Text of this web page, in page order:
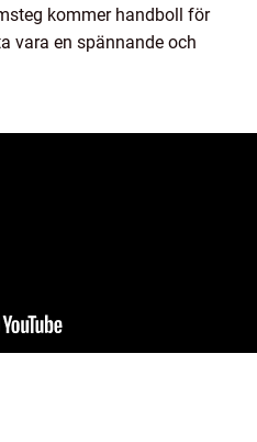
kommer handboll för
vara en spännande och